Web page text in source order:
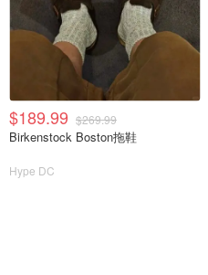
$189.99 $269.99
Birkenstock Boston拖鞋
Hype DC